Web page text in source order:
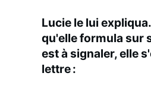
Lucie le lui
qu'elle formula sur
est à signaler, elle
lettre :